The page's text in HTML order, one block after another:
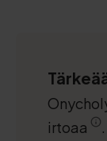
irtoaa